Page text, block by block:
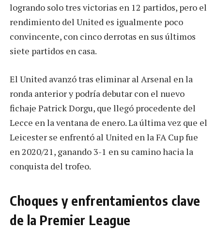
logrando solo tres victorias en 12 partidos, pero el
rendimiento del United es igualmente poco
convincente, con cinco derrotas en sus últimos
siete partidos en casa.
El United avanzó tras eliminar al Arsenal en la
ronda anterior y podría debutar con el nuevo
fichaje Patrick Dorgu, que llegó procedente del
Lecce en la ventana de enero. La última vez que el
Leicester se enfrentó al United en la FA Cup fue
en 2020/21, ganando 3-1 en su camino hacia la
conquista del trofeo.
Choques y enfrentamientos clave
de la Premier League